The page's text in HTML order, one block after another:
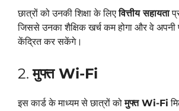
छात्रों को उनकी शिक्षा के लिएवित्तीय सहायता
जिससे उनका शैक्षिक खर्च कम होगा और वे अपनी
केंद्रित कर सकेंगे।
2.मुफ्त Wi-Fi
इस कार्ड के माध्यम से छात्रों कोमुफ्त Wi-Fi